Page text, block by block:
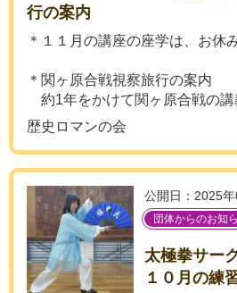
行の案内
＊１１月の講座の座学は、お休
＊関ヶ原合戦視察旅行の案内
約1年をかけて関ヶ原合戦の講
歴史ロマンの会
公開日：2025
団体からのお知
太極拳サー
１０月の練